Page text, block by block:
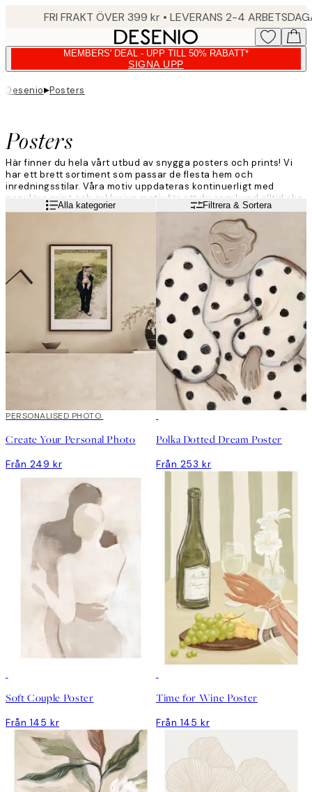
FRI FRAKT ÖVER 399 kr • LEVERANS 2-4
MEMBERS' DEAL - UPP TILL 50% RABATT*
SIGNA UPP
Desenio▸Posters
Posters
Här finner du hela vårt utbud av snygga posters och prints! Vi
har ett brett sortiment som passar de flesta hem och
inredningsstilar. Våra motiv uppdateras kontinuerligt med
populära print och exklusiva motiv för att du som kund alltid ska
hitta något som passar just dig. Ge dina väggar ett lyft och
Alla kategorier Filtrera & Sortera
Skapa konst
PERSONALISED PHOTO
Create Your Personal Photo
Från 249 kr
Polka Dotted Dream Poster
Från 253 kr
Soft Couple Poster
Från 145 kr
Time for Wine Poster
Från 145 kr